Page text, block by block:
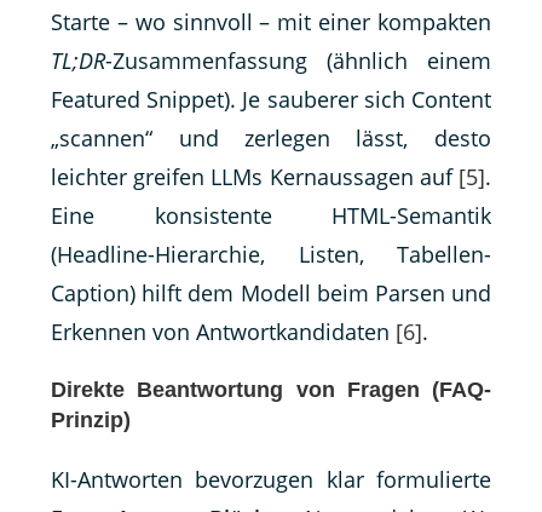
Starte – wo sinnvoll – mit einer kompakten
TL;DR-Zusammenfassung (ähnlich einem
Featured Snippet). Je sauberer sich Content
„scannen“ und zerlegen lässt, desto
leichter greifen LLMs Kernaussagen auf [5].
Eine konsistente HTML-Semantik
(Headline-Hierarchie, Listen, Tabellen-
Caption) hilft dem Modell beim Parsen und
Erkennen von Antwortkandidaten [6].
Direkte Beantwortung von Fragen (FAQ-
Prinzip)
KI-Antworten bevorzugen klar formulierte